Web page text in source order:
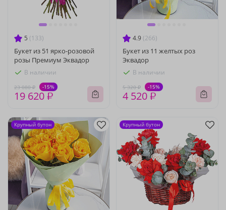
5 (133)
Букет из 51 ярко-розовой
розы Премиум Эквадор
В наличии
23 080 ₽ -15%
19 620 ₽
4.9 (266)
Букет из 11 желтых роз
Эквадор
В наличии
5 320 ₽ -15%
4 520 ₽
Крупный бутон Крупный бутон